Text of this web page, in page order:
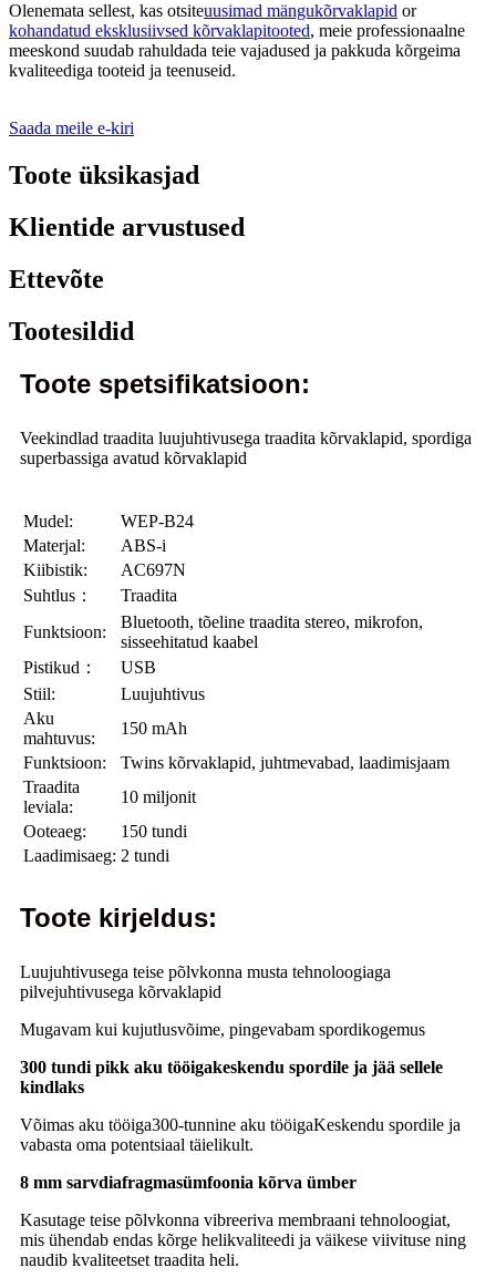
Olenemata sellest, kas otsiteuusimad mängukõrvaklapid or
kohandatud eksklusiivsed kõrvaklapitooted, meie professionaalne
meeskond suudab rahuldada teie vajadused ja pakkuda kõrgeima
kvaliteediga tooteid ja teenuseid.
Saada meile e-kiri
Toote üksikasjad
Klientide arvustused
Ettevõte
Tootesildid
Toote spetsifikatsioon:
Veekindlad traadita luujuhtivusega traadita kõrvaklapid, spordiga
superbassiga avatud kõrvaklapid
Mudel:
WEP-B24
Materjal:
ABS-i
Kiibistik:
AC697N
Suhtlus：
Traadita
Funktsioon:
Bluetooth, tõeline traadita stereo, mikrofon,
sisseehitatud kaabel
Pistikud：
USB
Stiil:
Luujuhtivus
Aku
mahtuvus:
150 mAh
Funktsioon:
Twins kõrvaklapid, juhtmevabad, laadimisjaam
Traadita
leviala:
10 miljonit
Ooteaeg:
150 tundi
Laadimisaeg: 2 tundi
Toote kirjeldus:
Luujuhtivusega teise põlvkonna musta tehnoloogiaga
pilvejuhtivusega kõrvaklapid
Mugavam kui kujutlusvõime, pingevabam spordikogemus
300 tundi pikk aku tööigakeskendu spordile ja jää sellele
kindlaks
Võimas aku tööiga300-tunnine aku tööigaKeskendu spordile ja
vabasta oma potentsiaal täielikult.
8 mm sarvdiafragmasümfoonia kõrva ümber
Kasutage teise põlvkonna vibreeriva membraani tehnoloogiat,
mis ühendab endas kõrge helikvaliteedi ja väikese viivituse ning
naudib kvaliteetset traadita heli.